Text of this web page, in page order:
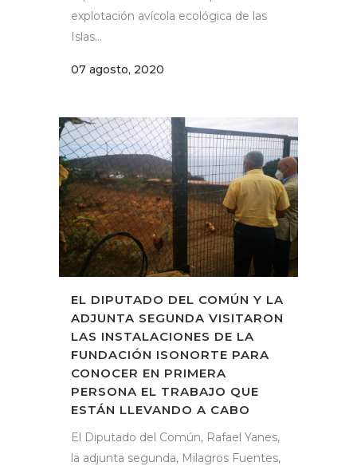
explotación avícola ecológica de las
Islas...
07 agosto, 2020
EL DIPUTADO DEL COMÚN Y LA
ADJUNTA SEGUNDA VISITARON
LAS INSTALACIONES DE LA
FUNDACIÓN ISONORTE PARA
CONOCER EN PRIMERA
PERSONA EL TRABAJO QUE
ESTÁN LLEVANDO A CABO
El Diputado del Común, Rafael Yanes,
la adjunta segunda, Milagros Fuentes,